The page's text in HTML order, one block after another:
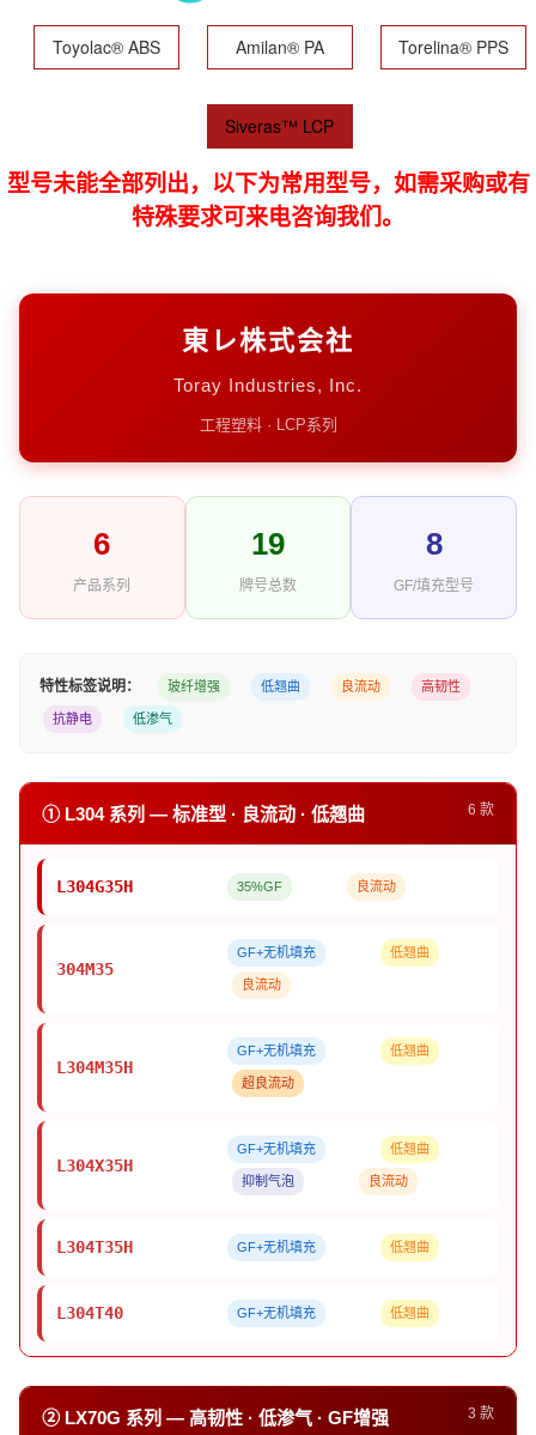
Toyolac® ABS Amilan® PA Torelina® PPS
Siveras™ LCP
型号未能全部列出，以下为常用型号，如需采购或有
特殊要求可来电咨询我们。
東レ株式会社
Toray Industries, Inc.
工程塑料 · LCP系列
6
产品系列
19
牌号总数
8
GF/填充型号
特性标签说明： 玻纤增强 低翘曲 良流动 高韧性
抗静电 低渗气
① L304 系列 — 标准型 · 良流动 · 低翘曲 6 款
L304G35H 35%GF 良流动
304M35
GF+无机填充 低翘曲
良流动
L304M35H
GF+无机填充 低翘曲
超良流动
L304X35H
GF+无机填充 低翘曲
抑制气泡 良流动
L304T35H GF+无机填充 低翘曲
L304T40 GF+无机填充 低翘曲
② LX70G 系列 — 高韧性 · 低渗气 · GF增强 3 款